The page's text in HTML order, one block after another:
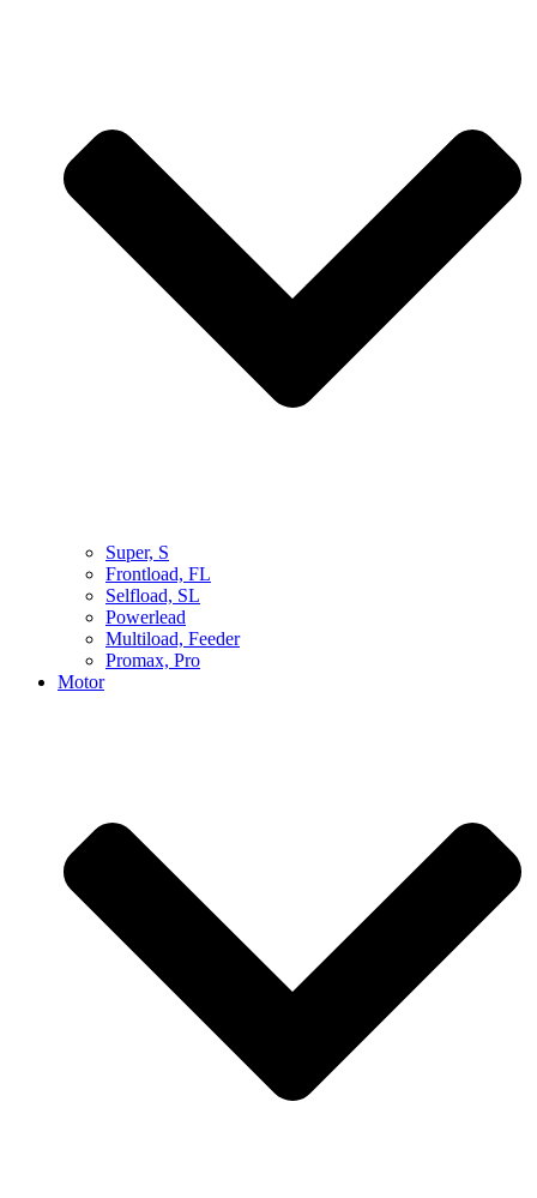
Super, S
Frontload, FL
Selfload, SL
Powerlead
Multiload, Feeder
Promax, Pro
Motor